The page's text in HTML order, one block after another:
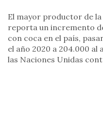
El mayor productor de
reporta un incremento
con coca en el país,
el año 2020 a 204.000 al
las Naciones Unidas